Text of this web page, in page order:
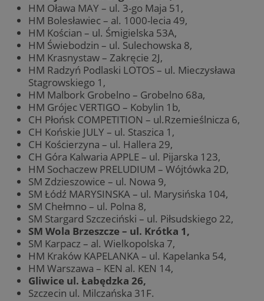
HM Oława MAY – ul. 3-go Maja 51,
HM Bolesławiec – al. 1000-lecia 49,
HM Kościan – ul. Śmigielska 53A,
HM Świebodzin – ul. Sulechowska 8,
HM Krasnystaw – Zakręcie 2J,
HM Radzyń Podlaski LOTOS – ul. Mieczysława
Stagrowskiego 1,
HM Malbork Grobelno – Grobelno 68a,
HM Grójec VERTIGO – Kobylin 1b,
CH Płońsk COMPETITION – ul.Rzemieślnicza 6,
CH Końskie JULY – ul. Staszica 1,
CH Kościerzyna – ul. Hallera 29,
CH Góra Kalwaria APPLE – ul. Pijarska 123,
HM Sochaczew PRELUDIUM – Wójtówka 2D,
SM Zdzieszowice – ul. Nowa 9,
SM Łódź MARYSINSKA – ul. Marysińska 104,
SM Chełmno – ul. Polna 8,
SM Stargard Szczeciński – ul. Piłsudskiego 22,
SM Wola Brzeszcze – ul. Krótka 1,
SM Karpacz – al. Wielkopolska 7,
HM Kraków KAPELANKA – ul. Kapelanka 54,
HM Warszawa – KEN al. KEN 14,
Gliwice ul. Łabędzka 26,
Szczecin ul. Milczańska 31F.